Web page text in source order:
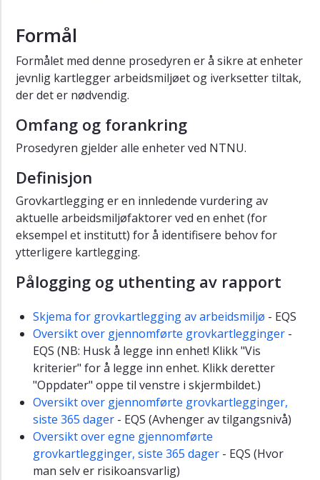
systematisk
HMS-
arbeid
Retningslinje
for
gjennomgang
av
det
systematiske
arbeidet
Retningslinje
for
tilrettelegging
samarbeid
linjeleder
og
verneombud
Retningslinje
for
risikovurdering
og
risikostyring
knyttet
til
Formål
Formålet med denne prosedyren er å sikre at enheter
jevnlig kartlegger arbeidsmiljøet og iverksetter tiltak,
der det er nødvendig.
Omfang og forankring
Prosedyren gjelder alle enheter ved NTNU.
Definisjon
Grovkartlegging er en innledende vurdering av
aktuelle arbeidsmiljøfaktorer ved en enhet (for
eksempel et institutt) for å identifisere behov for
ytterligere kartlegging.
Pålogging og uthenting av rapport
Skjema for grovkartlegging av arbeidsmiljø - EQS
Oversikt over gjennomførte grovkartlegginger -
EQS (NB: Husk å legge inn enhet! Klikk "Vis
kriterier" for å legge inn enhet. Klikk deretter
"Oppdater" oppe til venstre i skjermbildet.)
Oversikt over gjennomførte grovkartlegginger,
siste 365 dager - EQS (Avhenger av tilgangsnivå)
Oversikt over egne gjennomførte
grovkartlegginger, siste 365 dager - EQS (Hvor
man selv er risikoansvarlig)